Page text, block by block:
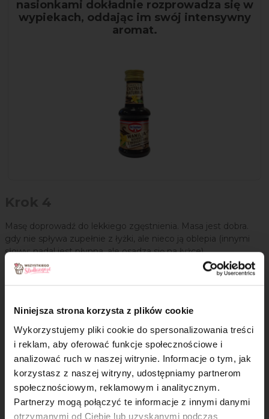
Niniejsza strona korzysta z plików cookie
Wykorzystujemy pliki cookie do spersonalizowania treści
i reklam, aby oferować funkcje społecznościowe i
analizować ruch w naszej witrynie. Informacje o tym, jak
korzystasz z naszej witryny, udostępniamy partnerom
społecznościowym, reklamowym i analitycznym.
Partnerzy mogą połączyć te informacje z innymi danymi
otrzymanymi od Ciebie lub uzyskanymi podczas
nasionkami dokładnie rozprowadza się w
wypiekach, oddając im swój intensywny
aromat.
Masę doprowadź do lekkiego zgęstnienia. Masa jest dobra.
gdy nie spływa zupełnie z łyżki, ale nieco ją oblepia (innymi
słowy: nadal jest płynna, ale osadza się na łyżce).
Krok 5
malinowy, dokładnie wymieszaj i przykryj folią spożywczą.
Krok 6
Całość dobrze schłodź w lodówce, następnie umieść
w maszynie do lodów, dodając także pozostawione maliny
w całości. Lody powinny mieszać się około 20 - 30 minut. Po
tym czasie przełóż je do pojemniczka i włóż do zamrażarki do
×